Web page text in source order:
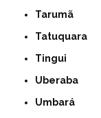
Tarumã
Tatuquara
Tingui
Uberaba
Umbará